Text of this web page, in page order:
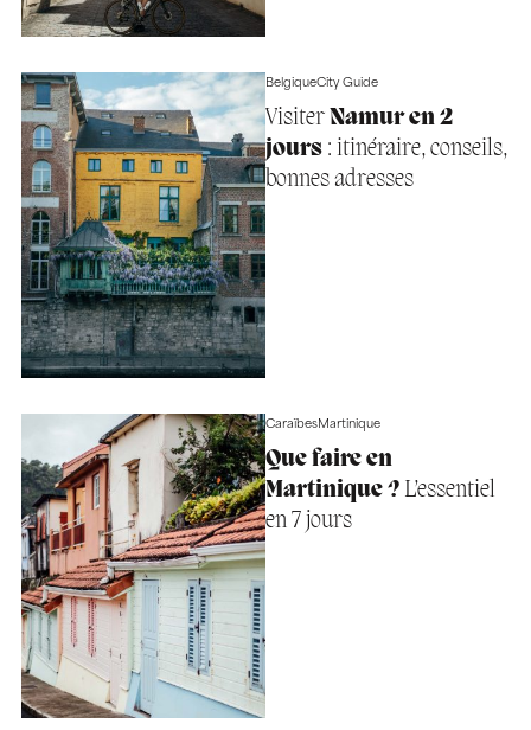
BelgiqueCity Guide
Visiter Namur en 2
jours: itinéraire, conseils,
bonnes adresses
CaraïbesMartinique
Que faire en
Martinique ?L’essentiel
en 7 jours